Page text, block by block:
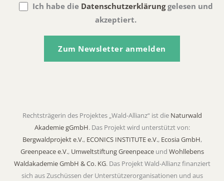
Ich habe die Datenschutzerklärunggelesen und
akzeptiert.
Rechtsträgerin des Projektes „Wald-Allianz“ ist die Naturwald
Akademie gGmbH. Das Projekt wird unterstützt von:
Bergwaldprojekt e.V., ECONICS INSTITUTE e.V., Ecosia GmbH,
Greenpeace e.V., Umweltstiftung Greenpeaceund Wohllebens
Waldakademie GmbH & Co. KG. Das Projekt Wald-Allianz finanziert
sich aus Zuschüssen der Unterstützerorganisationen und aus